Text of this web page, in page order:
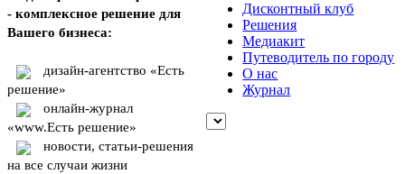
- комплексное решение для
Вашего бизнеса:
дизайн-агентство «Есть
решение»
онлайн-журнал
«www.Есть решение»
новости, статьи-решения
на все случаи жизни
Дисконтный клуб
Решения
Медиакит
Путеводитель по городу
О нас
Журнал